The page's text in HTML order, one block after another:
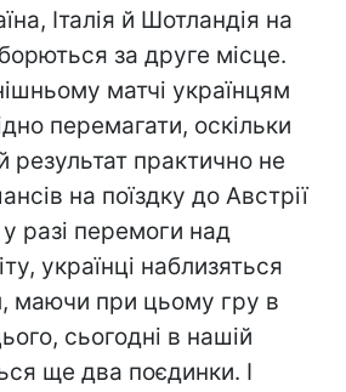
Італія й Шотландія на
за друге місце.
матчі українцям
перемагати, оскільки
результат практично не
на поїздку до Австрії
разі перемоги над
українці наблизяться
маючи при цьому гру в
сьогодні в нашій
ще два поєдинки. І